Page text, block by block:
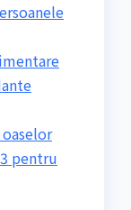
pentru